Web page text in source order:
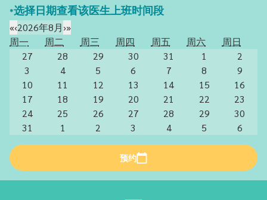
*选择日期查看该医生上班时间段
«‹2026年8月›»
周一
周二 周三 周四 周五 周六
周日
27
28 29 30 31 1
2
3
4 5 6 7 8
9
10
11 12 13 14 15
16
17
18 19 20 21 22
23
24
25 26 27 28 29
30
31
1 2 3 4 5 6
预约